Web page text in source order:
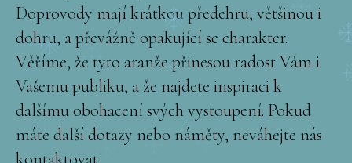
Doprovody mají krátkou předehru, většinou i
dohru, a převážně opakující se charakter.
Věříme, že tyto aranže přinesou radost Vám i
Vašemu publiku, a že najdete inspiraci k
dalšímu obohacení svých vystoupení. Pokud
máte další dotazy nebo náměty, neváhejte nás